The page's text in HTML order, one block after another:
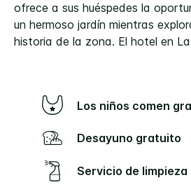
ofrece a sus huéspedes la
un hermoso jardín mientras
historia de la zona. El hotel en La
Los niños comen
Desayuno gratuito
Servicio de